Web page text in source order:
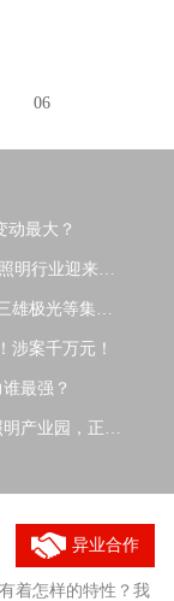
06
动最大？
来新一轮洗牌！
盯上同一件大事！
涉案千万元！
最强？
园，正式投产！
异业合作
着怎样的特性？我